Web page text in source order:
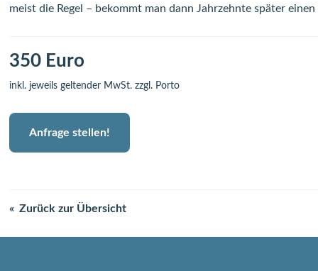
meist die Regel – bekommt man dann Jahrzehnte später einen
350 Euro
inkl. jeweils geltender MwSt. zzgl. Porto
Anfrage stellen!
Zurück zur Übersicht